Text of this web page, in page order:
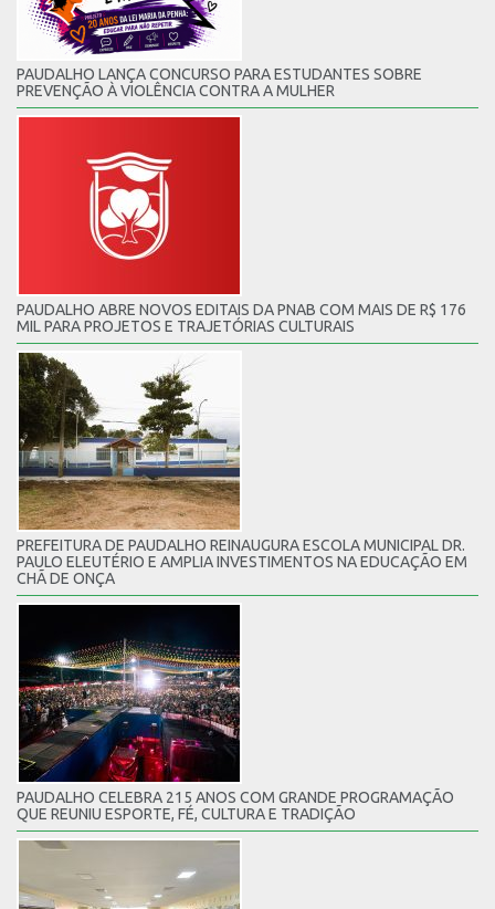
PAUDALHO LANÇA CONCURSO PARA ESTUDANTES SOBRE
PREVENÇÃO À VIOLÊNCIA CONTRA A MULHER
PAUDALHO ABRE NOVOS EDITAIS DA PNAB COM MAIS DE R$ 176
MIL PARA PROJETOS E TRAJETÓRIAS CULTURAIS
PREFEITURA DE PAUDALHO REINAUGURA ESCOLA MUNICIPAL DR.
PAULO ELEUTÉRIO E AMPLIA INVESTIMENTOS NA EDUCAÇÃO EM
CHÃ DE ONÇA
PAUDALHO CELEBRA 215 ANOS COM GRANDE PROGRAMAÇÃO
QUE REUNIU ESPORTE, FÉ, CULTURA E TRADIÇÃO